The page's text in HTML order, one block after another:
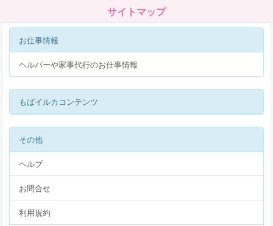
サイトマップ
お仕事情報
ヘルパーや家事代行のお仕事情報
もばイルカコンテンツ
その他
ヘルプ
お問合せ
利用規約